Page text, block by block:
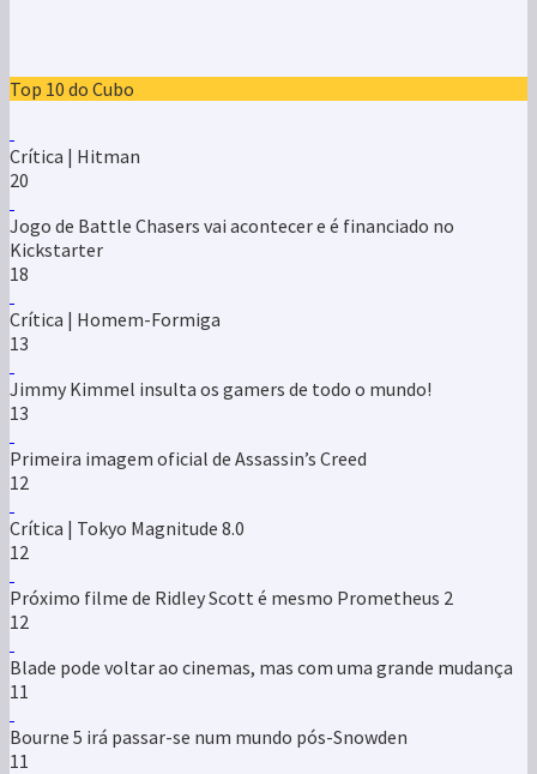
Top 10 do Cubo
Crítica | Hitman
20
Jogo de Battle Chasers vai acontecer e é financiado no
Kickstarter
18
Crítica | Homem-Formiga
13
Jimmy Kimmel insulta os gamers de todo o mundo!
13
Primeira imagem oficial de Assassin’s Creed
12
Crítica | Tokyo Magnitude 8.0
12
Próximo filme de Ridley Scott é mesmo Prometheus 2
12
Blade pode voltar ao cinemas, mas com uma grande mudança
11
Bourne 5 irá passar-se num mundo pós-Snowden
11